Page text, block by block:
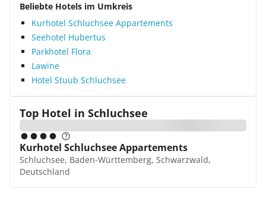
Beliebte Hotels im Umkreis
Kurhotel Schluchsee Appartements
Seehotel Hubertus
Parkhotel Flora
Lawine
Hotel Stuub Schluchsee
Top Hotel in Schluchsee
Kurhotel Schluchsee Appartements
Schluchsee, Baden-Württemberg, Schwarzwald,
Deutschland